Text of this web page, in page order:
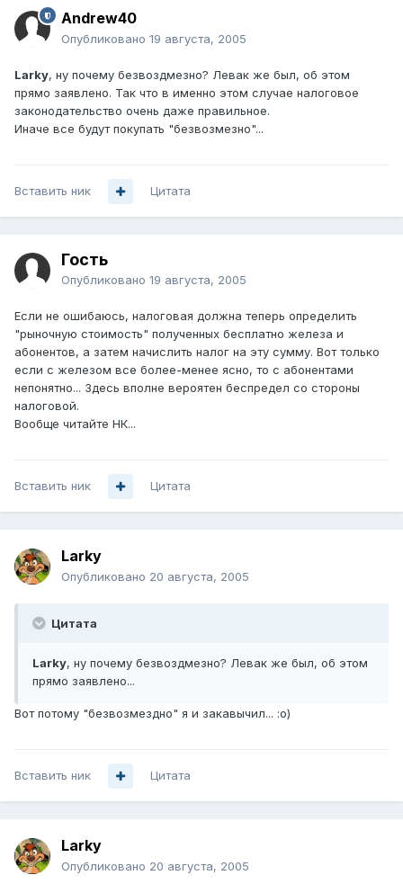
Andrew40
Опубликовано 19 августа, 2005
Larky, ну почему безвоздмезно? Левак же был, об этом
прямо заявлено. Так что в именно этом случае налоговое
законодательство очень даже правильное.
Иначе все будут покупать "безвозмезно"...
Вставить ник Цитата
Гость
Опубликовано 19 августа, 2005
Если не ошибаюсь, налоговая должна теперь определить
"рыночную стоимость" полученных бесплатно железа и
абонентов, а затем начислить налог на эту сумму. Вот только
если с железом все более-менее ясно, то с абонентами
непонятно... Здесь вполне вероятен беспредел со стороны
налоговой.
Вообще читайте НК...
Вставить ник Цитата
Larky
Опубликовано 20 августа, 2005
Цитата
Larky, ну почему безвоздмезно? Левак же был, об этом
прямо заявлено...
Вот потому "безвозмездно" я и закавычил... :о)
Вставить ник Цитата
Larky
Опубликовано 20 августа, 2005